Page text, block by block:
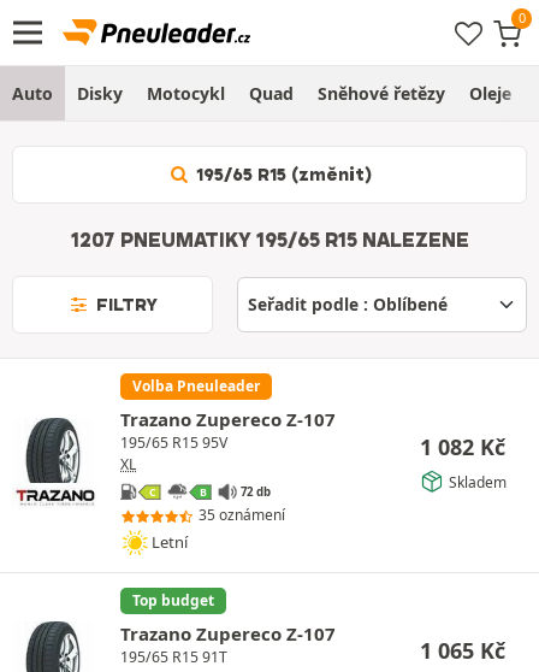
Auto Disky Motocykl Quad Sněhové řetězy Oleje
195/65 R15 (změnit)
1207 PNEUMATIKY 195/65 R15 NALEZENE
FILTRY
Volba Pneuleader
Trazano Zupereco Z-107
195/65 R15 95V
XL
C B 72 db
35 oznámení
Letní
1 082 Kč
Skladem
Top budget
Trazano Zupereco Z-107
195/65 R15 91T 1 065 Kč